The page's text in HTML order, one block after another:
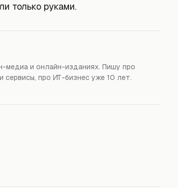
только руками.
и онлайн-изданиях. Пишу про
сервисы, про ИТ-бизнес уже 10 лет.